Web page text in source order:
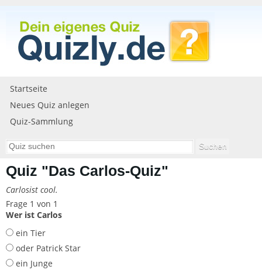
Startseite
Neues Quiz anlegen
Quiz-Sammlung
Quiz "Das Carlos-Quiz"
Carlosist cool.
Frage 1 von 1
Wer ist Carlos
ein Tier
oder Patrick Star
ein Junge